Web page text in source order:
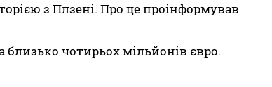
з Плзені. Про це проінформував
близько чотирьох мільйонів євро.